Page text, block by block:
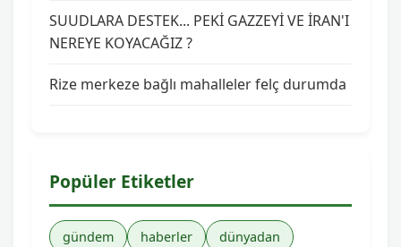
SUUDLARA DESTEK... PEKİ GAZZEYİ VE İRAN'I
NEREYE KOYACAĞIZ ?
Rize merkeze bağlı mahalleler felç durumda
Popüler Etiketler
gündem haberler
dünyadan